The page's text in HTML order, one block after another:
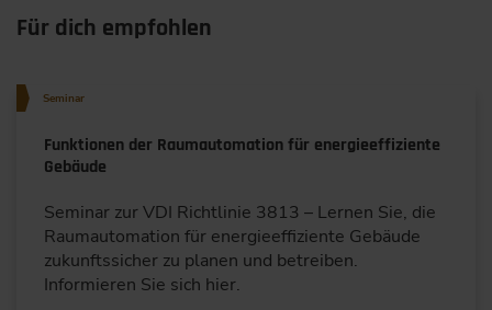
Für dich empfohlen
Seminar
Funktionen der Raumautomation für energieeffiziente
Gebäude
Seminar zur VDI Richtlinie 3813 – Lernen Sie, die
Raumautomation für energieeffiziente Gebäude
zukunftssicher zu planen und betreiben.
Informieren Sie sich hier.